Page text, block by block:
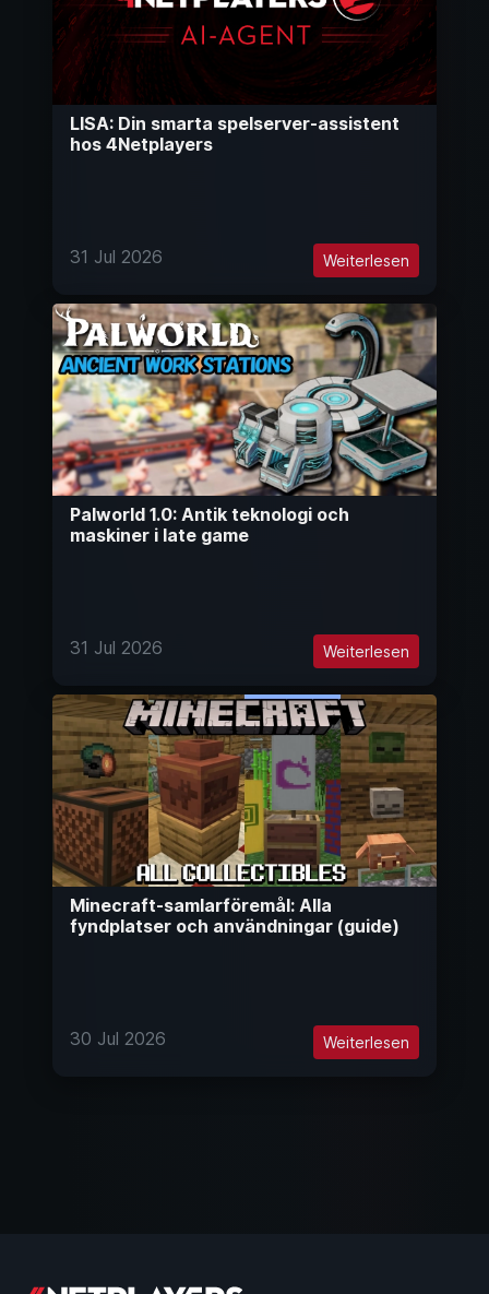
LISA: Din smarta spelserver-assistent
hos 4Netplayers
31 Jul 2026 Weiterlesen
Palworld 1.0: Antik teknologi och
maskiner i late game
31 Jul 2026 Weiterlesen
Minecraft-samlarföremål: Alla
fyndplatser och användningar (guide)
30 Jul 2026 Weiterlesen